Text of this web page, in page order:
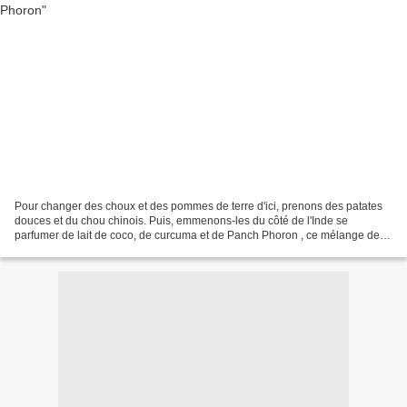
Pour changer des choux et des pommes de terre d'ici, prenons des patates
douces et du chou chinois. Puis, emmenons-les du côté de l'Inde se
parfumer de lait de coco, de curcuma et de Panch Phoron , ce mélange de